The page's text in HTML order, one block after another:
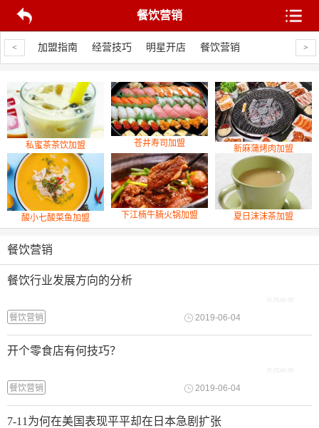
餐饮营销
<
销 加盟指南 经营技巧 明星开店 餐饮营销 >
私蜜茶茶饮加盟 苍井寿司加盟
新麻蒲烤肉加盟
酸小七酸菜鱼加盟 下江楠牛腩火锅加盟 夏日沫沫茶加盟
餐饮营销
餐饮行业发展方向的分析
2019-06-04
餐饮营销
开个零食店有何技巧？
2019-06-04
餐饮营销
7-11为何在美国表现平平却在日本急剧扩张